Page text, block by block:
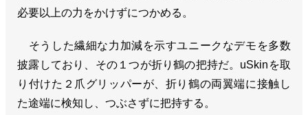
必要以上の力をかけずにつかめる。
そうした繊細な力加減を示すユニークなデモを多数
披露しており、その１つが折り鶴の把持だ。uSkinを取
り付けた２爪グリッパーが、折り鶴の両翼端に接触し
た途端に検知し、つぶさずに把持する。